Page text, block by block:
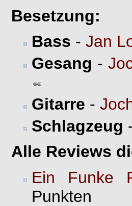
Besetzung:
Bass - Jan
Gesang -
Gitarre -
Schlagzeug
Alle Reviews
Ein Funke
Punkten